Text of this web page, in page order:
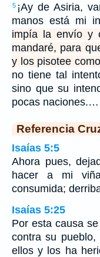
5 ¡Ay de Asiria,
manos está mi
impía la envío y
mandaré, para
y los pisotee
no tiene tal
sino que su
pocas naciones.…
Referencia
Isaías 5:5
Ahora pues,
hacer a mi
consumida;
Isaías 5:25
Por esta causa
contra su
ellos y los ha